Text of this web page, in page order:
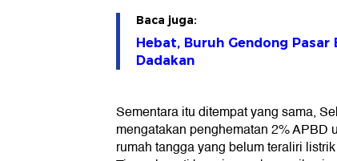
Baca juga:
Hebat, Buruh Gendong
Dadakan
Sementara itu ditempat yang sama,
mengatakan penghematan 2% APBD
rumah tangga yang belum teraliri